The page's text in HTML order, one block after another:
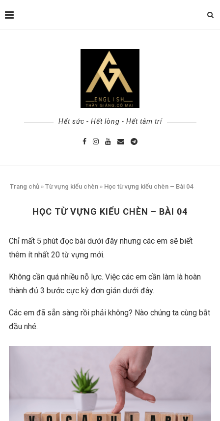
Hết sức - Hết lòng - Hết tâm trí
Trang chủ » Từ vựng kiểu chèn » Học từ vựng kiểu chèn – Bài 04
HỌC TỪ VỰNG KIỂU CHÈN – BÀI 04
Chỉ mất 5 phút đọc bài dưới đây nhưng các em sẽ biết
thêm ít nhất 20 từ vựng mới.
Không cần quá nhiều nỗ lực. Việc các em cần làm là hoàn
thành đủ 3 bước cực kỳ đơn giản dưới đây.
Các em đã sẵn sàng rồi phải không? Nào chúng ta cùng bắt
đầu nhé.